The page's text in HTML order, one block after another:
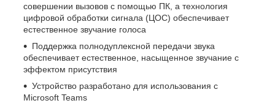
совершении вызовов с помощью ПК, а технология
цифровой обработки сигнала (ЦОС) обеспечивает
естественное звучание голоса
Поддержка полнодуплексной передачи звука
обеспечивает естественное, насыщенное звучание с
эффектом присутствия
Устройство разработано для использования с
Microsoft Teams